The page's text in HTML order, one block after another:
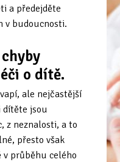
a předejděte
v budoucnosti.
o dítě.
ale nejčastější
dítěte jsou
z neznalosti, a to
přesto však
v průběhu celého